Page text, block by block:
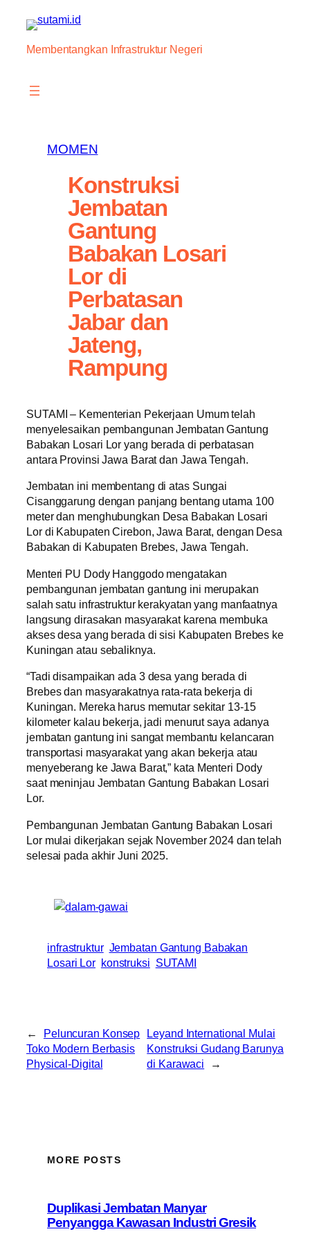
content
Membentangkan Infrastruktur Negeri
MOMEN
Konstruksi
Jembatan
Gantung
Babakan Losari
Lor di
Perbatasan
Jabar dan
Jateng,
Rampung
SUTAMI – Kementerian Pekerjaan Umum telah
menyelesaikan pembangunan Jembatan Gantung
Babakan Losari Lor yang berada di perbatasan
antara Provinsi Jawa Barat dan Jawa Tengah.
Jembatan ini membentang di atas Sungai
Cisanggarung dengan panjang bentang utama 100
meter dan menghubungkan Desa Babakan Losari
Lor di Kabupaten Cirebon, Jawa Barat, dengan Desa
Babakan di Kabupaten Brebes, Jawa Tengah.
Menteri PU Dody Hanggodo mengatakan
pembangunan jembatan gantung ini merupakan
salah satu infrastruktur kerakyatan yang manfaatnya
langsung dirasakan masyarakat karena membuka
akses desa yang berada di sisi Kabupaten Brebes ke
Kuningan atau sebaliknya.
“Tadi disampaikan ada 3 desa yang berada di
Brebes dan masyarakatnya rata-rata bekerja di
Kuningan. Mereka harus memutar sekitar 13-15
kilometer kalau bekerja, jadi menurut saya adanya
jembatan gantung ini sangat membantu kelancaran
transportasi masyarakat yang akan bekerja atau
menyeberang ke Jawa Barat,” kata Menteri Dody
saat meninjau Jembatan Gantung Babakan Losari
Lor.
Pembangunan Jembatan Gantung Babakan Losari
Lor mulai dikerjakan sejak November 2024 dan telah
selesai pada akhir Juni 2025.
infrastruktur Jembatan Gantung Babakan
Losari Lor konstruksi SUTAMI
←
Peluncuran Konsep
Toko Modern Berbasis
Physical-Digital
Leyand International Mulai
Konstruksi Gudang Barunya
di Karawaci
→
MORE POSTS
Duplikasi Jembatan Manyar
Penyangga Kawasan Industri Gresik